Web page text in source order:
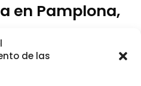
de las
en Pamplona,
se ofrecen
Los pacientes que
pueden